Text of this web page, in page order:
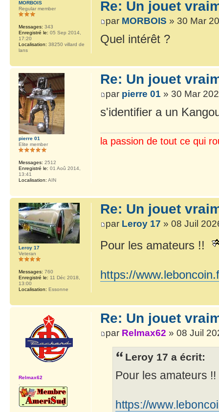
Re: Un jouet
par MORBOIS » 30 Mar
Quel intérêt ?
MORBOIS
Regular member
Messages: 343
Enregistré le: 05 Sep 2014,
17:20
Localisation: 38250 villard de
lans
Re: Un jouet
par pierre 01 » 30 Mar
s'identifier a un
la passion de tout ce qui
pierre 01
Elite member
Messages: 2512
Enregistré le: 01 Aoû 2014,
13:41
Localisation: AIN
Re: Un jouet
par Leroy 17 » 08 Juil
Pour les amateurs !!
https://
Leroy 17
Veteran
Messages: 760
Enregistré le: 11 Déc 2018,
13:00
Localisation: Essonne
Re: Un jouet
par Relmax62 » 08 Juil
Leroy 17 a écrit:
Pour les amateurs !!
https://
Relmax62